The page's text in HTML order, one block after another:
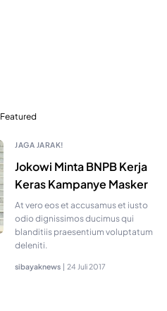
Featured
JAGA JARAK!
Jokowi Minta BNPB Kerja
Keras Kampanye Masker
At vero eos et accusamus et iusto
odio dignissimos ducimus qui
blanditiis praesentium voluptatum
deleniti.
sibayaknews | 24 Juli 2017